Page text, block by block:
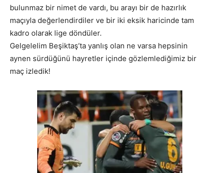
bulunmaz bir nimet de vardı, bu arayı bir de hazırlık
maçıyla değerlendirdiler ve bir iki eksik haricinde tam
kadro olarak lige döndüler.
Gelgelelim Beşiktaş’ta yanlış olan ne varsa hepsinin
aynen sürdüğünü hayretler içinde gözlemlediğimiz bir
maç izledik!